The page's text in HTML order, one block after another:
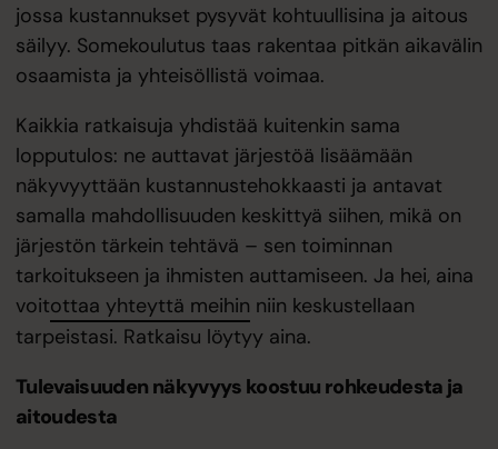
jossa kustannukset pysyvät kohtuullisina ja aitous
säilyy. Somekoulutus taas rakentaa pitkän aikavälin
osaamista ja yhteisöllistä voimaa.
Kaikkia ratkaisuja yhdistää kuitenkin sama
lopputulos: ne auttavat järjestöä lisäämään
näkyvyyttään kustannustehokkaasti ja antavat
samalla mahdollisuuden keskittyä siihen, mikä on
järjestön tärkein tehtävä – sen toiminnan
tarkoitukseen ja ihmisten auttamiseen. Ja hei, aina
voitottaa yhteyttä meihin niin keskustellaan
tarpeistasi. Ratkaisu löytyy aina.
Tulevaisuuden näkyvyys koostuu rohkeudesta ja
aitoudesta